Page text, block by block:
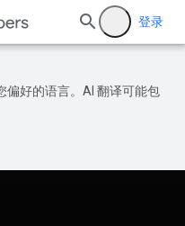
登录
偏好的语言。AI 翻译可能包